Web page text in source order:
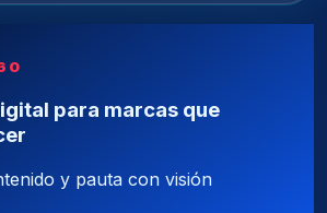
para marcas que
y pauta con visión